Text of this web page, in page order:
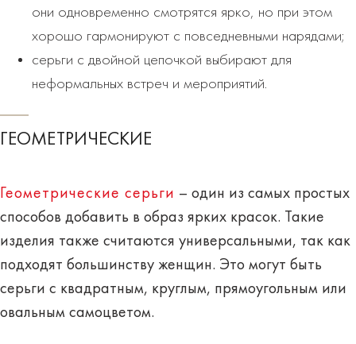
они одновременно смотрятся ярко, но при этом
хорошо гармонируют с повседневными нарядами;
серьги с двойной цепочкой выбирают для
неформальных встреч и мероприятий.
ГЕОМЕТРИЧЕСКИЕ
Геометрические серьги – один из самых простых
способов добавить в образ ярких красок. Такие
изделия также считаются универсальными, так как
подходят большинству женщин. Это могут быть
серьги с квадратным, круглым, прямоугольным или
овальным самоцветом.